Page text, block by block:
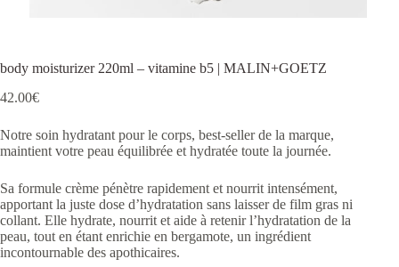
body moisturizer 220ml – vitamine b5 | MALIN+GOETZ
42.00€
Notre soin hydratant pour le corps, best-seller de la marque,
maintient votre peau équilibrée et hydratée toute la journée.
Sa formule crème pénètre rapidement et nourrit intensément,
apportant la juste dose d’hydratation sans laisser de film gras ni
collant. Elle hydrate, nourrit et aide à retenir l’hydratation de la
peau, tout en étant enrichie en bergamote, un ingrédient
incontournable des apothicaires.